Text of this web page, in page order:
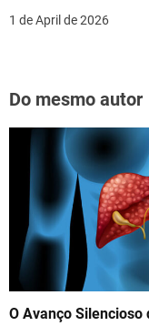
1 de April de 2026
Do mesmo autor
O Avanço Silencioso